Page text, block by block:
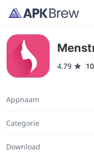
4.79
Appnaam
Categorie
Download